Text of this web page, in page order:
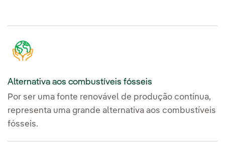
Alternativa aos combustíveis fósseis
Por ser uma fonte renovável de produção contínua,
representa uma grande alternativa aos combustíveis
fósseis.